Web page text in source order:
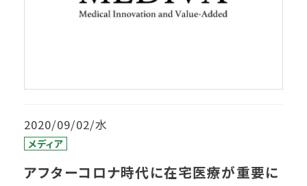
2020/09/02/水
メディア
アフターコロナ時代に在宅医療が重要に